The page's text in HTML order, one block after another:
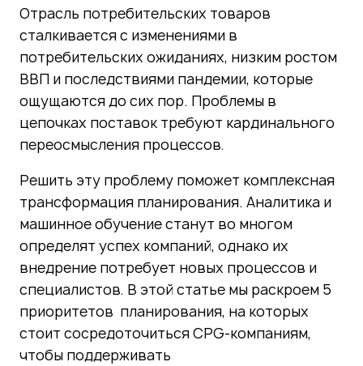
Отрасль потребительских товаров
сталкивается с изменениями в
потребительских ожиданиях, низким ростом
ВВП и последствиями пандемии, которые
ощущаются до сих пор. Проблемы в
цепочках поставок требуют кардинального
переосмысления процессов.
Решить эту проблему поможет комплексная
трансформация планирования. Аналитика и
машинное обучение станут во многом
определят успех компаний, однако их
внедрение потребует новых процессов и
специалистов. В этой статье мы раскроем 5
приоритетов планирования, на которых
стоит сосредоточиться CPG-компаниям,
чтобы поддерживать